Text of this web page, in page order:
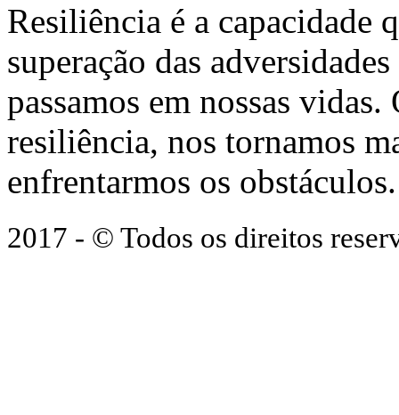
Resiliência é a capacidade
superação das
passamos em nossas
resiliência, nos tornamos
enfrentarmos os obstáculos.
2017 - © Todos os direitos